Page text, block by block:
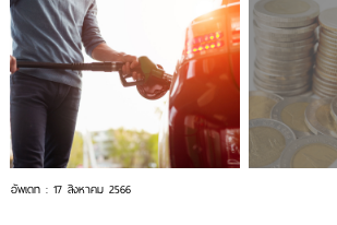
อัพเดท : 17 สิงหาคม 2566